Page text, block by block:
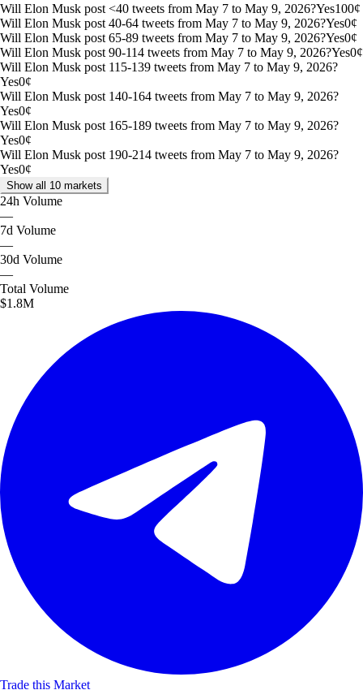
Will Elon Musk post <40 tweets from May 7 to May 9, 2026?Yes100¢
Will Elon Musk post 40-64 tweets from May 7 to May 9, 2026?Yes0¢
Will Elon Musk post 65-89 tweets from May 7 to May 9, 2026?Yes0¢
Will Elon Musk post 90-114 tweets from May 7 to May 9, 2026?Yes0¢
Will Elon Musk post 115-139 tweets from May 7 to May 9, 2026?
Yes0¢
Will Elon Musk post 140-164 tweets from May 7 to May 9, 2026?
Yes0¢
Will Elon Musk post 165-189 tweets from May 7 to May 9, 2026?
Yes0¢
Will Elon Musk post 190-214 tweets from May 7 to May 9, 2026?
Yes0¢
Show all 10 markets
24h Volume
—
7d Volume
—
30d Volume
—
Total Volume
$1.8M
Trade this Market